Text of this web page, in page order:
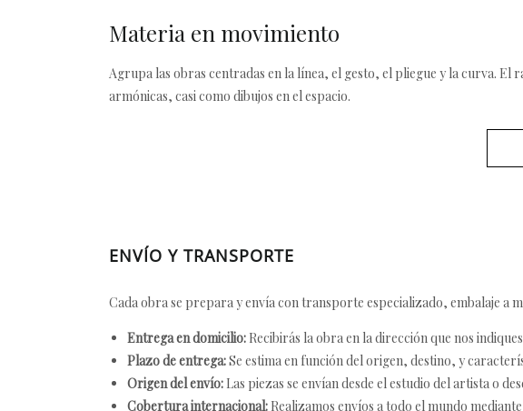
Materia en movimiento
Agrupa las obras centradas en la línea, el gesto, el pliegue y la curva.
armónicas, casi como dibujos en el espacio.
ENVÍO Y TRANSPORTE
Cada obra se prepara y envía con transporte especializado, embalaje a
Entrega en domicilio: Recibirás la obra en la dirección que nos
Plazo de entrega:Se estima en función del origen, destino, y
Origen del envío: Las piezas se envían desde el estudio del artista o
Cobertura internacional: Realizamos envíos a todo el mundo